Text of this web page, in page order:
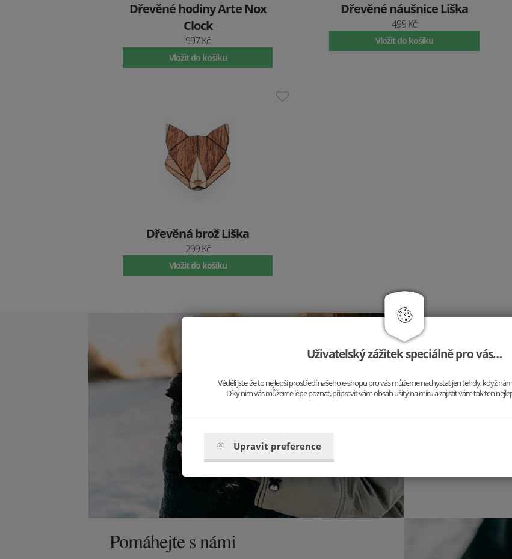
Dřevěné hodiny Arte Nox
Clock
997 Kč
Vložit do košíku
Dřevěné náušnice Liška
499 Kč
Vložit do košíku
Dřevěná brož Liška
299 Kč
Vložit do košíku
Packu na to!
Pro všechny
Najděte mezi nimi
pouto mezi vámi a
Pomáhejte s námi
Uživatelský zážitek speciálně pro vás…
Věděli jste, že to nejlepší prostředí našeho e-shopu pro vás můžeme nachystat jen tehdy, když
Díky nim vás můžeme lépe poznat, připravit vám obsah ušitý na míru a zajistit vám tak ten
Upravit preference